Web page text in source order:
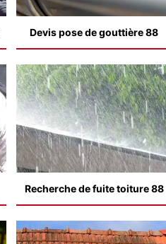
Devis pose de gouttière 88
Recherche de fuite toiture 88